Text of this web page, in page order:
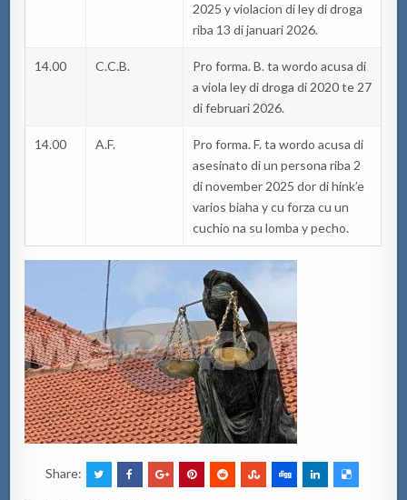
2025 y violacion di ley di droga
riba 13 di januari 2026.
14.00 C.C.B.
Pro forma. B. ta wordo acusa di
a viola ley di droga di 2020 te 27
di februari 2026.
14.00 A.F.
Pro forma. F. ta wordo acusa di
asesinato di un persona riba 2
di november 2025 dor di hink’e
varios biaha y cu forza cu un
cuchio na su lomba y pecho.
Share: